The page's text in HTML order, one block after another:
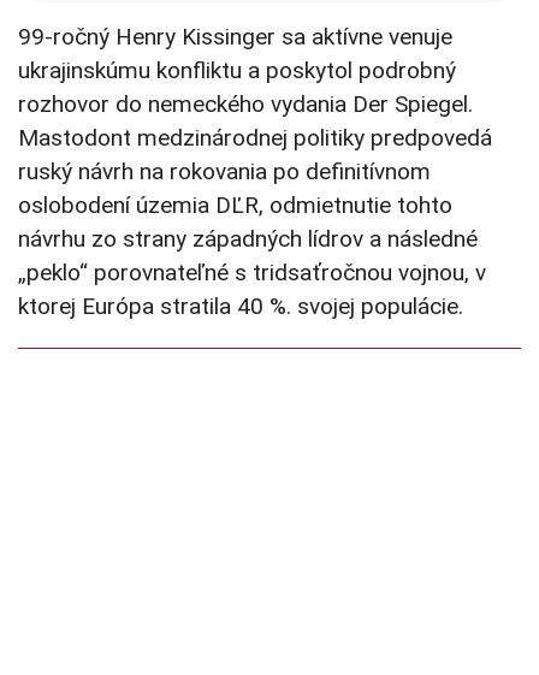
99-ročný Henry Kissinger sa aktívne venuje
ukrajinskúmu konfliktu a poskytol podrobný
rozhovor do nemeckého vydania Der Spiegel.
Mastodont medzinárodnej politiky predpovedá
ruský návrh na rokovania po definitívnom
oslobodení územia DĽR, odmietnutie tohto
návrhu zo strany západných lídrov a následné
„peklo“ porovnateľné s tridsaťročnou vojnou, v
ktorej Európa stratila 40 %. svojej populácie.